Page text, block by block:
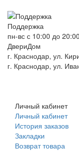
Поддержка
пн-вс с 10:00 до 20:00
ДвериДом
г. Краснодар, ул.
г. Краснодар, ул.
Личный кабинет
Личный кабинет
История заказов
Закладки
Возврат товара